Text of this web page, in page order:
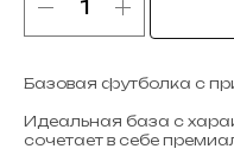
Базовая футболка с
Идеальная база с
сочетает в себе